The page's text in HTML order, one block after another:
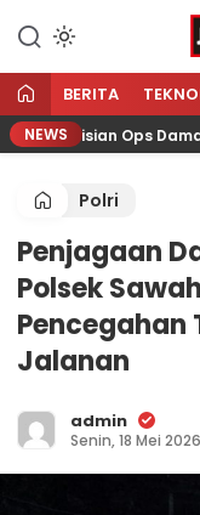
konten
BERITA
NEWS Ops Damai
Polri
Penjagaan
Polsek
Pencegahan
Jalanan
admin
Senin, 18 Mei